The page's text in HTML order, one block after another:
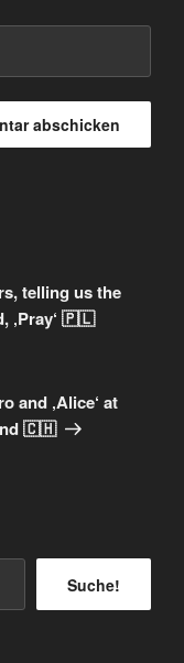
telling us the
‚Pray‘ 🇵🇱
and ‚Alice‘ at
🇨🇭
Suche!